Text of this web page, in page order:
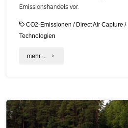
Emissionshandels vor.
CO2-Emissionen / Direct Air Capture /
Technologien
mehr ... "Integration
Dioxide
Removal